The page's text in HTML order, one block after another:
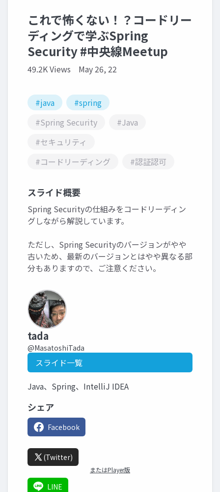
これで怖くない！？コードリー
ディングで学ぶSpring
Security #中央線Meetup
49.2K Views May 26, 22
#java
#spring
#Spring Security
#Java
#セキュリティ
#コードリーディング
#認証認可
スライド概要
Spring Securityの仕組みをコードリーディン
グしながら解説しています。
ただし、Spring Securityのバージョンがやや
古いため、最新のバージョンとはやや異なる部
分もありますので、ご注意ください。
tada
@MasatoshiTada
スライド一覧
Java、Spring、IntelliJ IDEA
シェア
Facebook
(Twitter)
またはPlayer版
LINE